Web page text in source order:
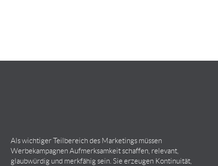
Als wichtiger Teilbereich des Marketings müssen
Werbekampagnen Aufmerksamkeit schaffen, relevant,
glaubwürdig und merkfähig sein. Sie erzeugen Kontinuität,